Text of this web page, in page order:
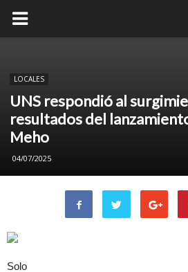
LOCALES
UNS respondió al
resultados del
Meho
04/07/2025
Solo